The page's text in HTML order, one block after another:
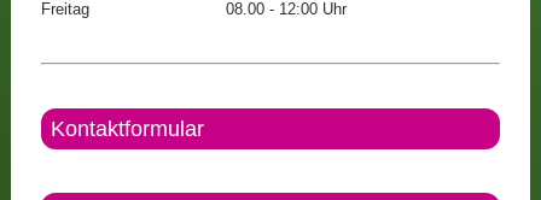
Freitag
08.00 - 12:00 Uhr
Kontaktformular